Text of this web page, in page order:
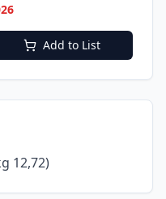
Add to List
12,72)